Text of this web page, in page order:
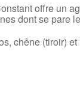
offre un
dont se pare
chêne (tiroir)